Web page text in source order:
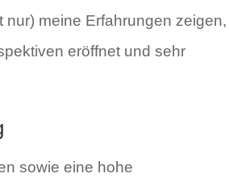
meine Erfahrungen zeigen,
eröffnet und sehr
sowie eine hohe